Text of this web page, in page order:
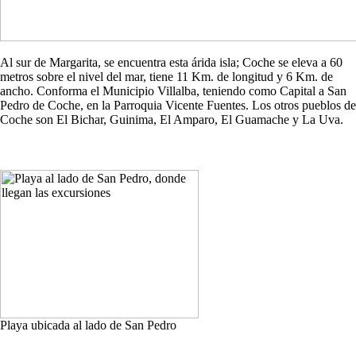
Al sur de Margarita, se encuentra esta árida isla; Coche se eleva a 60
metros sobre el nivel del mar, tiene 11 Km. de longitud y 6 Km. de
ancho. Conforma el Municipio Villalba, teniendo como Capital a San
Pedro de Coche, en la Parroquia Vicente Fuentes. Los otros pueblos de
Coche son El Bichar, Guinima, El Amparo, El Guamache y La Uva.
Playa ubicada al lado de San Pedro